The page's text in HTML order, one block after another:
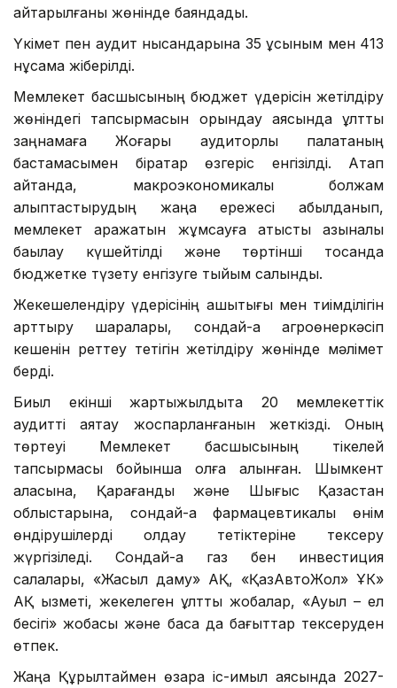
қайтарылғаны жөнінде баяндады.
Үкімет пен аудит нысандарына 35 ұсыным мен 413
нұсқама жіберілді.
Мемлекет басшысының бюджет үдерісін жетілдіру
жөніндегі тапсырмасын орындау аясында ұлттық
заңнамаға Жоғары аудиторлық палатаның
бастамасымен бірқатар өзгеріс енгізілді. Атап
айтқанда, макроэкономикалық болжам
қалыптастырудың жаңа ережесі қабылданып,
мемлекет қаражатын жұмсауға қатысты қазыналық
бақылау күшейтілді және төртінші тоқсанда
бюджетке түзету енгізуге тыйым салынды.
Жекешелендіру үдерісінің ашықтығы мен тиімділігін
арттыру шаралары, сондай-ақ агроөнеркәсіп
кешенін реттеу тетігін жетілдіру жөнінде мәлімет
берді.
Биыл екінші жартыжылдықта 20 мемлекеттік
аудитті аяқтау жоспарланғанын жеткізді. Оның
төртеуі Мемлекет басшысының тікелей
тапсырмасы бойынша қолға алынған. Шымкент
қаласына, Қарағанды және Шығыс Қазақстан
облыстарына, сондай-ақ фармацевтикалық өнім
өндірушілерді қолдау тетіктеріне тексеру
жүргізіледі. Сондай-ақ газ бен инвестиция
салалары, «Жасыл даму» АҚ, «ҚазАвтоЖол» ҰК»
АҚ қызметі, жекелеген ұлттық жобалар, «Ауыл – ел
бесігі» жобасы және басқа да бағыттар тексеруден
өтпек.
Жаңа Құрылтаймен өзара іс-қимыл аясында 2027-